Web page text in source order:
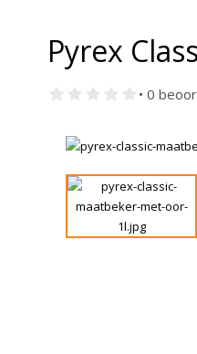
Pyrex
• 0